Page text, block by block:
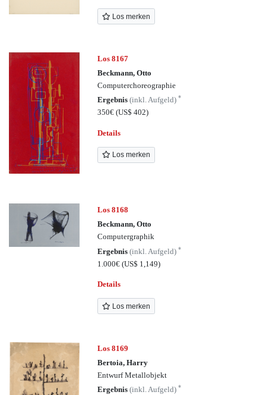
Los merken
Los 8167
Beckmann, Otto
Computerchoreographie
Ergebnis(inkl. Aufgeld)*
350€(US$ 402)
Details
Los merken
Los 8168
Beckmann, Otto
Computergraphik
Ergebnis(inkl. Aufgeld)*
1.000€(US$ 1,149)
Details
Los merken
Los 8169
Bertoia, Harry
Entwurf Metallobjekt
Ergebnis(inkl. Aufgeld)*